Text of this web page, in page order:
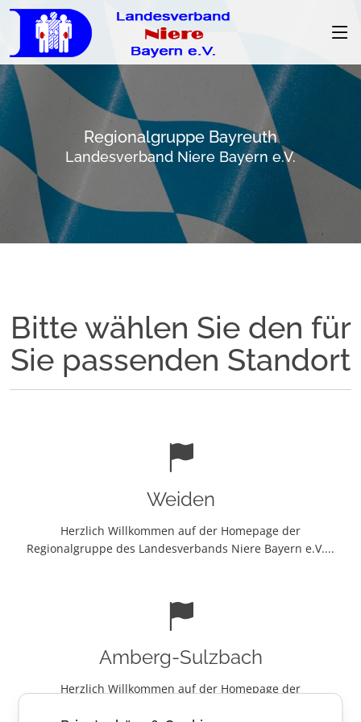
Regionalgruppe Bayreuth
Landesverband Niere Bayern e.V.
Bitte wählen Sie den für
Sie passenden Standort
Weiden
Herzlich Willkommen auf der Homepage der
Regionalgruppe des Landesverbands Niere Bayern e.V....
Amberg-Sulzbach
Herzlich Willkommen auf der Homepage der